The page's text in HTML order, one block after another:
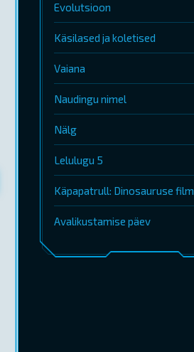
Evolutsioon
Käsilased ja koletised
Vaiana
Naudingu nimel
Nälg
Lelulugu 5
Käpapatrull: Dinosauruse film
Avalikustamise päev